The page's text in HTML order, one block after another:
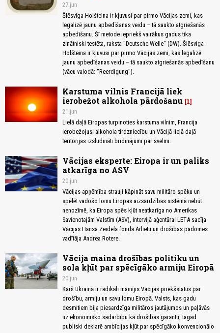
27.jun
Šlēsviga-Holšteina ir kļuvusi par pirmo Vācijas zemi, kas
legalizē jaunu apbedīšanas veidu – tā saukto atgriešanās
apbedīšanu. Šī metode iepriekš vairākus gadus tika
zinātniski testēta, raksta "Deutsche Welle" (DW). Šlēsviga-
Holšteina ir kļuvusi par pirmo Vācijas zemi, kas legalizē
jaunu apbedīšanas veidu – tā saukto atgriešanās apbedīšanu
(vācu valodā: "Reerdigung").
Karstuma vilnis Francijā liek
ierobežot alkohola pārdošanu 1
21.jun
Lielā daļā Eiropas turpinoties karstuma vilnim, Francija
ierobežojusi alkohola tirdzniecību un Vācijā lielā daļā
teritorijas izsludināti brīdinājumi par svelmi.
Vācijas eksperte: Eiropa ir un paliks
atkarīga no ASV
20.jun
Vācijas apņēmība strauji kāpināt savu militāro spēku un
spēlēt vadošo lomu Eiropas aizsardzības sistēmā nebūt
nenozīmē, ka Eiropa spēs kļūt neatkarīga no Amerikas
Savienotajām Valstīm (ASV), intervijā aģentūrai LETA sacīja
Vācijas Hansa Zeidela fonda Ārlietu un drošības padomes
vadītāja Andrea Rotere.
Vācija maina drošības politiku un
sola kļūt par spēcīgāko armiju Eiropā
20.jun
Karš Ukrainā ir radikāli mainījis Vācijas priekšstatus par
drošību, armiju un savu lomu Eiropā. Valsts, kas gadu
desmitiem bija piesardzīga militāros jautājumos un paļāvās
uz ekonomisko sadarbību kā drošības garantu, tagad
publiski deklarē ambīcijas kļūt par spēcīgāko konvencionālo